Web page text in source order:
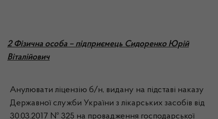
2 Фізична особа – підприємець Сидоренко Юрій
Віталійович
Анулювати ліцензію б/н, видану на підставі наказу
Державної служби України з лікарських засобів від
30.03.2017 № 325 на провадження господарської